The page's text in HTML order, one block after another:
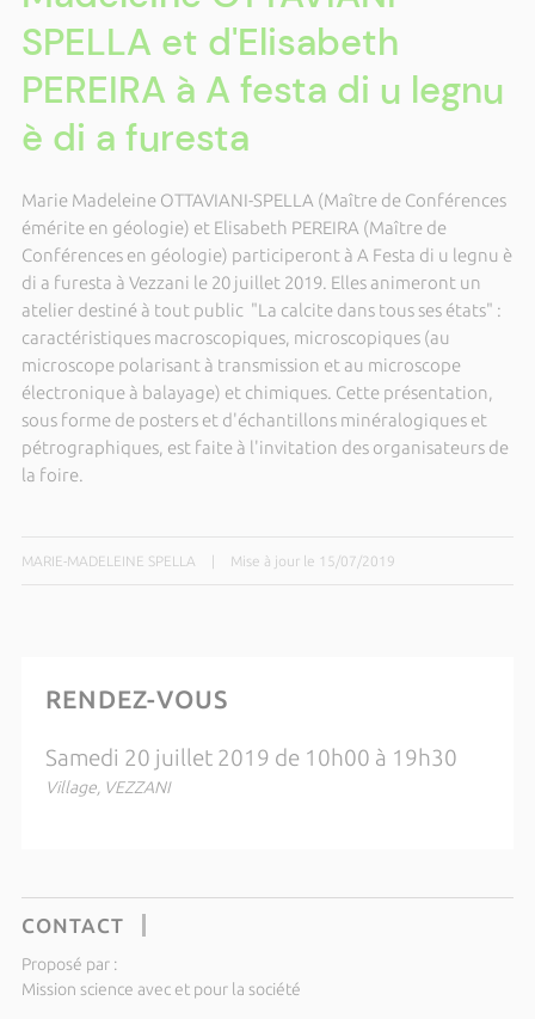
SPELLA et d'Elisabeth
PEREIRA à A festa di u legnu
è di a furesta
Marie Madeleine OTTAVIANI-SPELLA (Maître de Conférences
émérite en géologie) et Elisabeth PEREIRA (Maître de
Conférences en géologie) participeront à A Festa di u legnu è
di a furesta à Vezzani le 20 juillet 2019. Elles animeront un
atelier destiné à tout public "La calcite dans tous ses états" :
caractéristiques macroscopiques, microscopiques (au
microscope polarisant à transmission et au microscope
électronique à balayage) et chimiques. Cette présentation,
sous forme de posters et d'échantillons minéralogiques et
pétrographiques, est faite à l'invitation des organisateurs de
la foire.
MARIE-MADELEINE SPELLA Mise à jour le 15/07/2019
RENDEZ-VOUS
Samedi 20 juillet 2019 de 10h00 à 19h30
Village, VEZZANI
CONTACT
Proposé par :
Mission science avec et pour la société